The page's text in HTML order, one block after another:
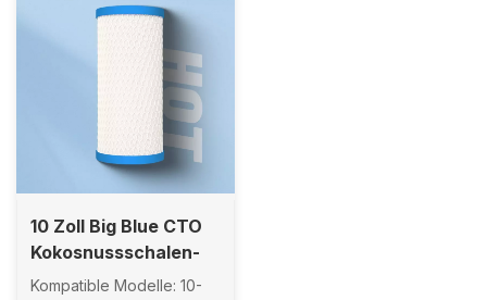
10 Zoll Big Blue CTO
Kokosnussschalen-
Kohleblock-Universal-
Kompatible Modelle: 10-